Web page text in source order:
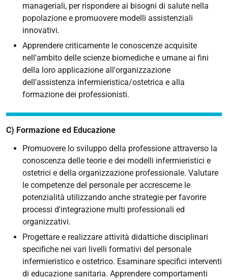
manageriali, per rispondere ai bisogni di salute nella
popolazione e promuovere modelli assistenziali
innovativi.
Apprendere criticamente le conoscenze acquisite
nell'ambito delle scienze biomediche e umane ai fini
della loro applicazione all'organizzazione
dell'assistenza infermieristica/ostetrica e alla
formazione dei professionisti.
C) Formazione ed Educazione
Promuovere lo sviluppo della professione attraverso la
conoscenza delle teorie e dei modelli infermieristici e
ostetrici e della organizzazione professionale. Valutare
le competenze del personale per accrescerne le
potenzialità utilizzando anche strategie per favorire
processi d'integrazione multi professionali ed
organizzativi.
Progettare e realizzare attività didattiche disciplinari
specifiche nei vari livelli formativi del personale
infermieristico e ostetrico. Esaminare specifici interventi
di educazione sanitaria. Apprendere comportamenti